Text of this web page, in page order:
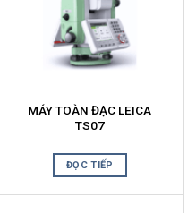
MÁY TOÀN ĐẠC LEICA
TS07
ĐỌC TIẾP